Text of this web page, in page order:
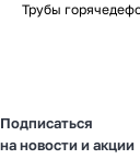
Трубы
Подписаться
на новости и акции